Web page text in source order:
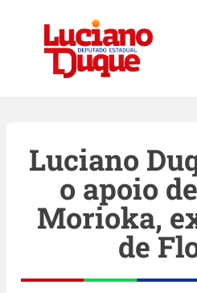
Luciano
o apoio
Morioka,
de